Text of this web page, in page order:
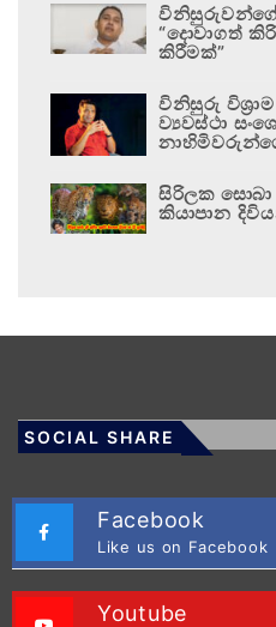
විනිසුරුවන්ගේ
“දොවාගත්
කිරීමක්”
විනිසුරු
ව්‍යවස්ථා
සිරිලක
කියාපාන
SOCIAL SHARE
Facebook
Like us on Facebook
Youtube